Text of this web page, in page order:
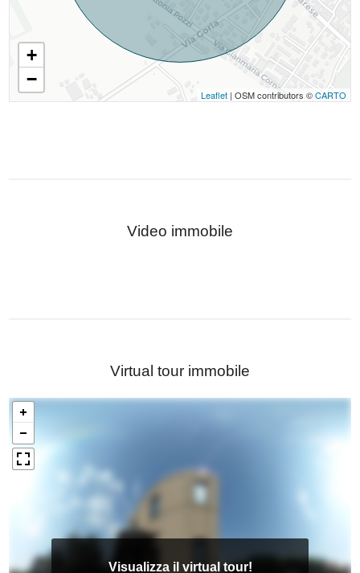
+
−
Leaflet| OSM contributors ©CARTO
Video immobile
Virtual tour immobile